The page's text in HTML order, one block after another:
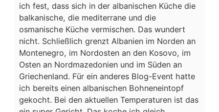
ich fest, dass sich in der albanischen Küche die
balkanische, die mediterrane und die
osmanische Küche vermischen. Das wundert
nicht. Schließlich grenzt Albanien im Norden an
Montenegro, im Nordosten an den Kosovo, im
Osten an Nordmazedonien und im Süden an
Griechenland. Für ein anderes Blog-Event hatte
ich bereits einen albanischen Bohneneintopf
gekocht. Bei den aktuellen Temperaturen ist das